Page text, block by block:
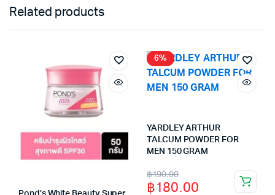
Related products
6%
YARDLEY ARTHUR
TALCUM POWDER FOR
MEN 150 GRAM
฿190.00
Original
฿180.00
Current